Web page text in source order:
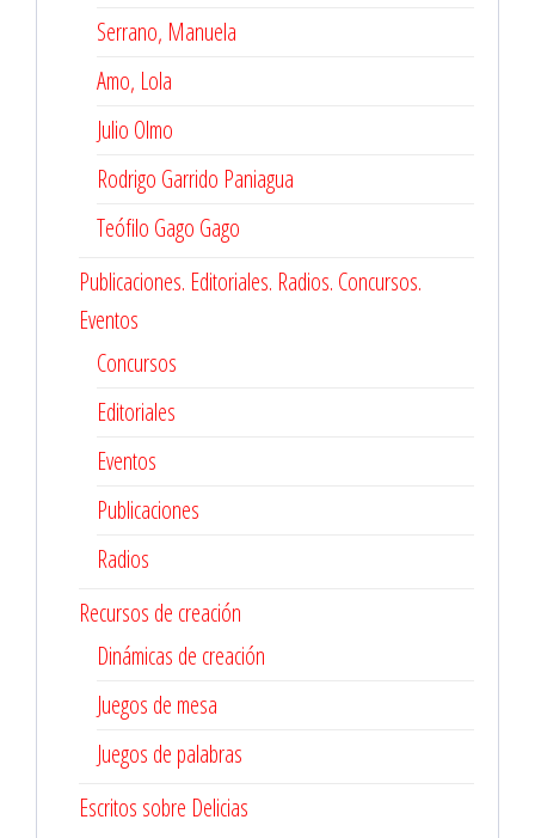
Serrano, Manuela
Amo, Lola
Julio Olmo
Rodrigo Garrido Paniagua
Teófilo Gago Gago
Publicaciones. Editoriales. Radios. Concursos.
Eventos
Concursos
Editoriales
Eventos
Publicaciones
Radios
Recursos de creación
Dinámicas de creación
Juegos de mesa
Juegos de palabras
Escritos sobre Delicias